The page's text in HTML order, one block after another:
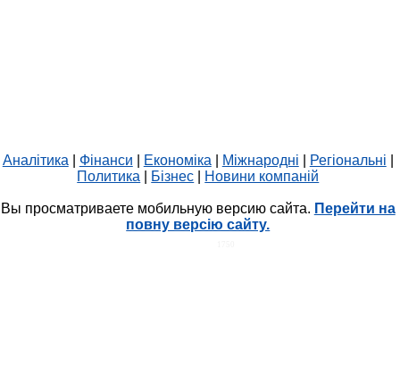
Аналітика Фінанси Економіка Міжнародні Регіональні
Политика
Бізнес Новини компаній
Вы просматриваете мобильную версию сайта. Перейти на
повну версію сайту.